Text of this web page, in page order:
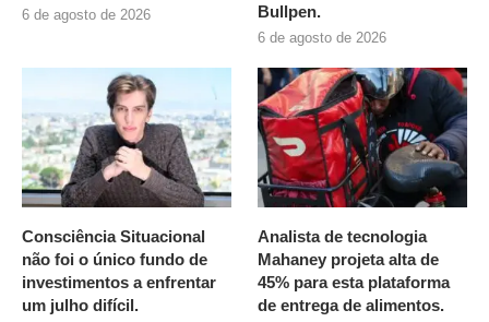
6 de agosto de 2026 Bullpen.
6 de agosto de 2026
Consciência Situacional
não foi o único fundo de
investimentos a enfrentar
um julho difícil.
Analista de tecnologia
Mahaney projeta alta de
45% para esta plataforma
de entrega de alimentos.